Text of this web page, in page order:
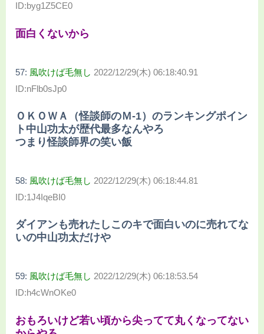
ID:byg1Z5CE0
面白くないから
57: 風吹けば毛無し 2022/12/29(木) 06:18:40.91
ID:nFlb0sJp0
ＯＫＯＷＡ（怪談師のＭ-1）のランキングポイン
ト中山功太が歴代最多なんやろ
つまり怪談師界の笑い飯
58: 風吹けば毛無し 2022/12/29(木) 06:18:44.81
ID:1J4IqeBI0
ダイアンも売れたしこのキで面白いのに売れてな
いの中山功太だけや
59: 風吹けば毛無し 2022/12/29(木) 06:18:53.54
ID:h4cWnOKe0
おもろいけど若い頃から尖ってて丸くなってない